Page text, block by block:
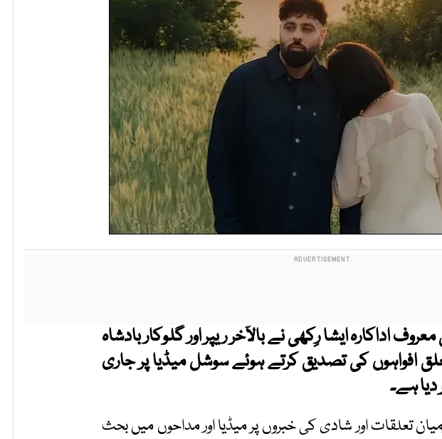
اداکارہ ایشا رِکھی نے بالآخر ریپر اور گلوکار بادشاہ
افواہوں کی تصدیق کرتے ہوئے سوشل میڈیا پر جاری
دیا ہے۔
تعلقات اور شادی کی خبروں پر میڈیا اور مداحوں میں بحث